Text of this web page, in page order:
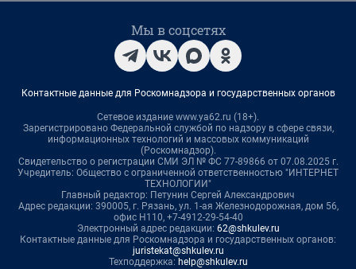
Мы в соцсетях
Контактные данные для Роскомнадзора и государственных органов
Сетевое издание www.ya62.ru (18+).
Зарегистрировано Федеральной службой по надзору в сфере связи,
информационных технологий и массовых коммуникаций
(Роскомнадзор).
Свидетельство о регистрации СМИ ЭЛ № ФС 77-89866 от 07.08.2025 г.
Учредитель: Общество с ограниченной ответственностью "ИНТЕРНЕТ
ТЕХНОЛОГИИ"
Главный редактор: Петунин Сергей Александрович
Адрес редакции: 390005, г. Рязань, ул. 1-ая Железнодорожная, дом 56,
офис Н110, +7-4912-29-54-40
Электронный адрес редакции: 62@shkulev.ru
Контактные данные для Роскомнадзора и государственных органов:
juristekat@shkulev.ru
Техподдержка: help@shkulev.ru